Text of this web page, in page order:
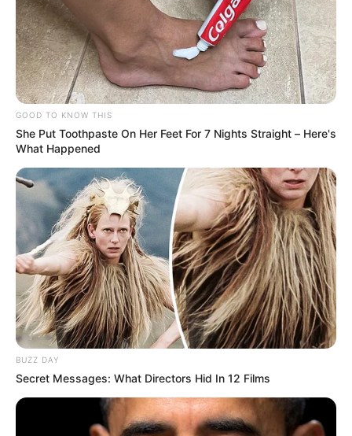
FENÓMENO DEL NIÑO
GOOD TO KNOW THIS
She Put Toothpaste On Her Feet For 7 Nights Straight – Here's
What Happened
BUZZ DAY
Secret Messages: What Directors Hid In 12 Films